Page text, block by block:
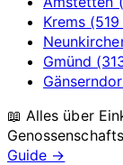
Krems
Gmünd
📖 Alles über
Guide →